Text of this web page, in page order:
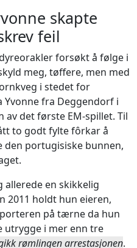
skapte
feil
forsøkt å følge i
meg, tøffere, men med
i stedet for
Yvonne fra Deggendorf i
av det første EM-spillet. Til
to godt fylte fôrkar å
den portugisiske bunnen,
allerede en skikkelig
2011 holdt hun eieren,
på tærne da hun
utrygge i mer enn tre
rømlingen arrestasjonen.